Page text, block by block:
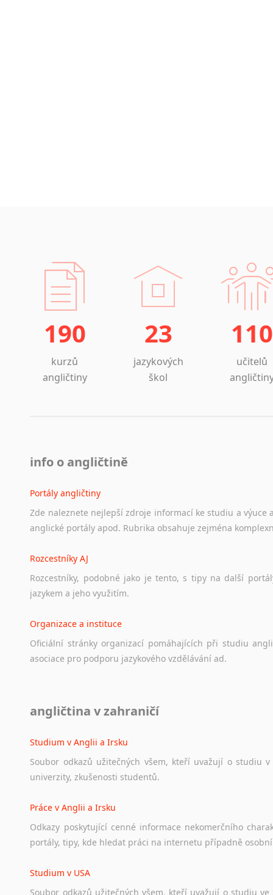
190
kurzů
angličtiny
23
jazykových
škol
110
učitelů
info o angličtině
Portály angličtiny
Zde naleznete nejlepší zdroje informací ke studiu a výuce
anglické portály apod. Rubrika obsahuje zejména
Rozcestníky AJ
Rozcestníky, podobné jako je tento, s tipy na další
jazykem a jeho využitím.
Organizace a instituce
Oficiální stránky organizací pomáhajících při studiu
asociace pro podporu jazykového vzdělávání ad.
Ať už se jedná o česká diskusní
angličtina v zahraničí
Studium v Anglii a Irsku
Soubor odkazů užitečných všem, kteří uvažují o studiu v
univerzity, zkušenosti studentů.
Práce v Anglii a Irsku
Odkazy poskytující cenné informace nekomerčního
portály, tipy, kde hledat práci na internetu případně osobní
Studium v USA
Soubor odkazů užitečných všem, kteří uvažují o studiu ve